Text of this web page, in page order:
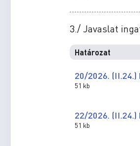
3./ Javaslat
Határozat
20/2026. (II.24.)
51 kb
22/2026. (II.24.)
51 kb